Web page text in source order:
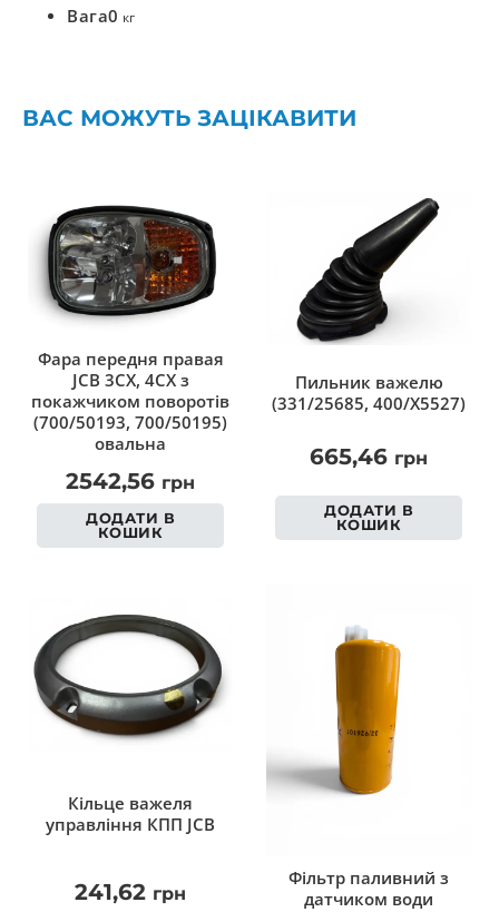
Вага0 кг
ВАС МОЖУТЬ ЗАЦІКАВИТИ
Фара передня правая
JCB 3CX, 4CX з
покажчиком поворотів
(700/50193, 700/50195)
овальна
2542,56 грн
ДОДАТИ В
КОШИК
Пильник важелю
(331/25685, 400/X5527)
665,46 грн
ДОДАТИ В
КОШИК
Кільце важеля
управління КПП JCB
241,62 грн
Фільтр паливний з
датчиком води